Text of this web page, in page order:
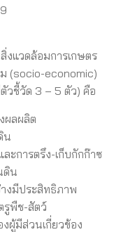
งแวดล้อมการเกษตร
(socio-economic)
ตัวชี้วัด 3 – 5 ตัว) คือ
ผลผลิต
น
ะการตรึง-เก็บกักก๊าซ
ดิน
งมีประสิทธิภาพ
รูพืช-สัตว์
ผู้มีส่วนเกี่ยวข้อง